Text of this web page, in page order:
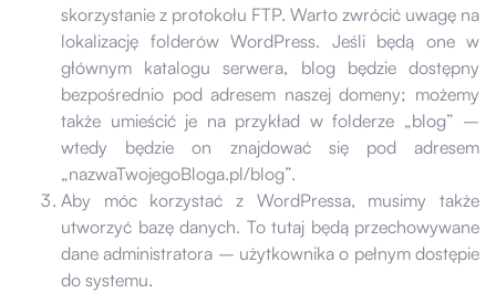
skorzystanie z protokołu FTP. Warto zwrócić uwagę na
lokalizację folderów WordPress. Jeśli będą one w
głównym katalogu serwera, blog będzie dostępny
bezpośrednio pod adresem naszej domeny; możemy
także umieścić je na przykład w folderze „blog” –
wtedy będzie on znajdować się pod adresem
„nazwaTwojegoBloga.pl/blog”.
Aby móc korzystać z WordPressa, musimy także
utworzyć bazę danych. To tutaj będą przechowywane
dane administratora – użytkownika o pełnym dostępie
do systemu.